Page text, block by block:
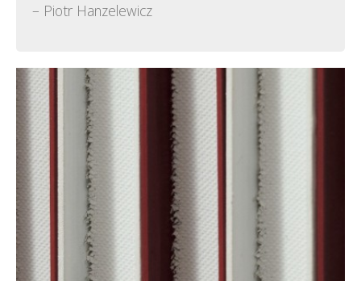
– Piotr Hanzelewicz